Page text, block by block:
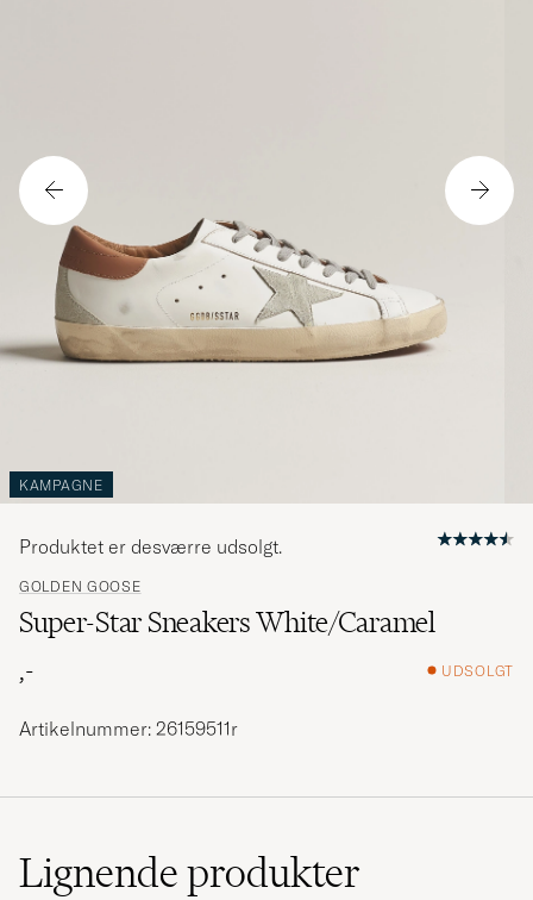
KAMPAGNE
GOLDEN GOOSE
Super-Star Sneakers White/Caramel
,-
UDSOLGT
Produktet er desværre udsolgt.
Artikelnummer: 26159511r
Lignendeprodukter